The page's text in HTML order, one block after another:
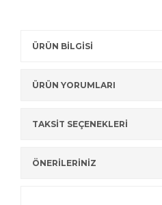
ÜRÜN BİLGİSİ
ÜRÜN YORUMLARI
TAKSİT SEÇENEKLERİ
ÖNERİLERİNİZ